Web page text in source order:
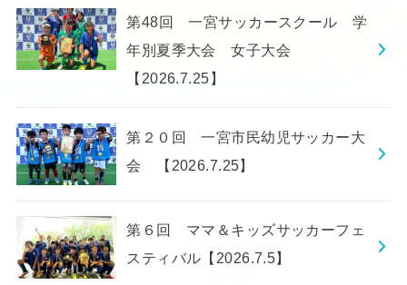
第48回 一宮サッカースクール 学
年別夏季大会 女子大会
【2026.7.25】
第２０回 一宮市民幼児サッカー大
会 【2026.7.25】
第６回 ママ＆キッズサッカーフェ
スティバル【2026.7.5】